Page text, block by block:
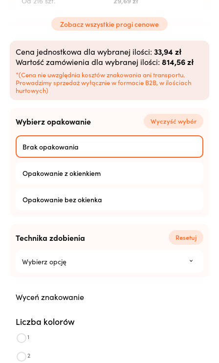
Od 504 szt. 29,09zł
Od 2520+ szt. 27,88zł
Zobacz wszystkie progi cenowe
Cena jednostkowa dla wybranej ilości: 33,94 zł
Wartość zamówienia dla wybranej ilości: 814,56 zł
*(Cena nie uwzględnia kosztów znakowania ani transportu.
Prowadzimy sprzedaż wyłącznie w formacie B2B, w ilościach
hurtowych)
Wybierz opakowanie Wyczyść wybór
Brak opakowania
Opakowanie z okienkiem
Opakowanie bez okienka
Technika zdobienia Resetuj
Wybierz opcję
Wyceń znakowanie
Liczba kolorów
1
2